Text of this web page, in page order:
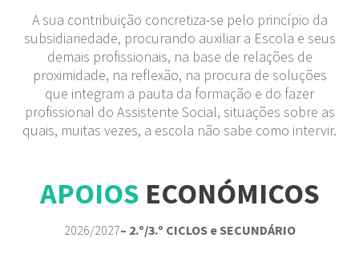
A sua contribuição concretiza-se pelo princípio da
subsidiariedade, procurando auxiliar a Escola e seus
demais profissionais, na base de relações de
proximidade, na reflexão, na procura de soluções
que integram a pauta da formação e do fazer
profissional do Assistente Social, situações sobre as
quais, muitas vezes, a escola não sabe como intervir.
APOIOS ECONÓMICOS
2026/2027– 2.º/3.º CICLOS e SECUNDÁRIO